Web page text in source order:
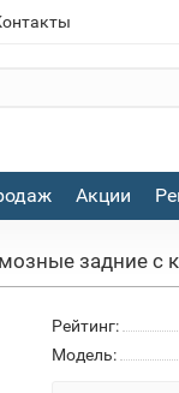
Акции
задние с
Рейтинг:
Модель: